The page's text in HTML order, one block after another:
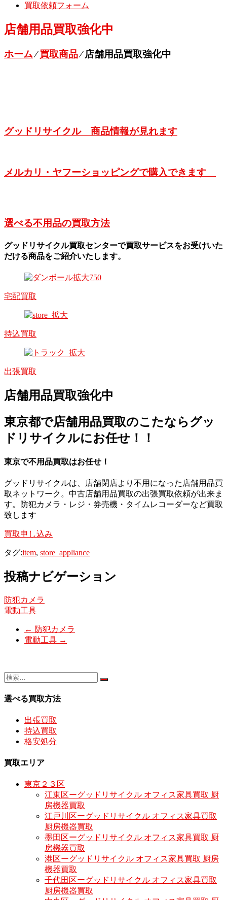
買取依頼フォーム
店舗用品買取強化中
ホーム⁄買取商品⁄店舗用品買取強化中
グッドリサイクル 商品情報が見れます
メルカリ・ヤフーショッピングで購入できます
選べる不用品の買取方法
グッドリサイクル買取センターで買取サービスをお受けいた
だける商品をご紹介いたします。
宅配買取
持込買取
出張買取
店舗用品買取強化中
東京都で店舗用品買取のこたならグッ
ドリサイクルにお任せ！！
東京で不用品買取はお任せ！
グッドリサイクルは、店舗閉店より不用になった店舗用品買
取ネットワーク。中古店舗用品買取の出張買取依頼が出来ま
す。防犯カメラ・レジ・券売機・タイムレコーダーなど買取
致します
買取申し込み
タグ:item, store_appliance
投稿ナビゲーション
防犯カメラ
電動工具
← 防犯カメラ
電動工具 →
選べる買取方法
出張買取
持込買取
格安処分
買取エリア
東京２３区
江東区ーグッドリサイクル オフィス家具買取 厨
房機器買取
江戸川区ーグッドリサイクル オフィス家具買取
厨房機器買取
墨田区ーグッドリサイクル オフィス家具買取 厨
房機器買取
港区ーグッドリサイクル オフィス家具買取 厨房
機器買取
千代田区ーグッドリサイクル オフィス家具買取
厨房機器買取